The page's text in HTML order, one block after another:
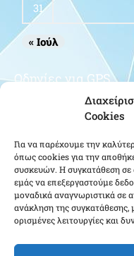
Cookies
Για να παρέχουμε την
όπως cookies για την
συσκευών. Η συγκατάθεση σε
εμάς να επεξεργαστούμε
μοναδικά αναγνωριστικά σε
ανάκληση της συγκατάθεσης,
ορισμένες λειτουργίες και
31
« Ιούλ
Οδηγίες για GPS
Κάντε κλικ